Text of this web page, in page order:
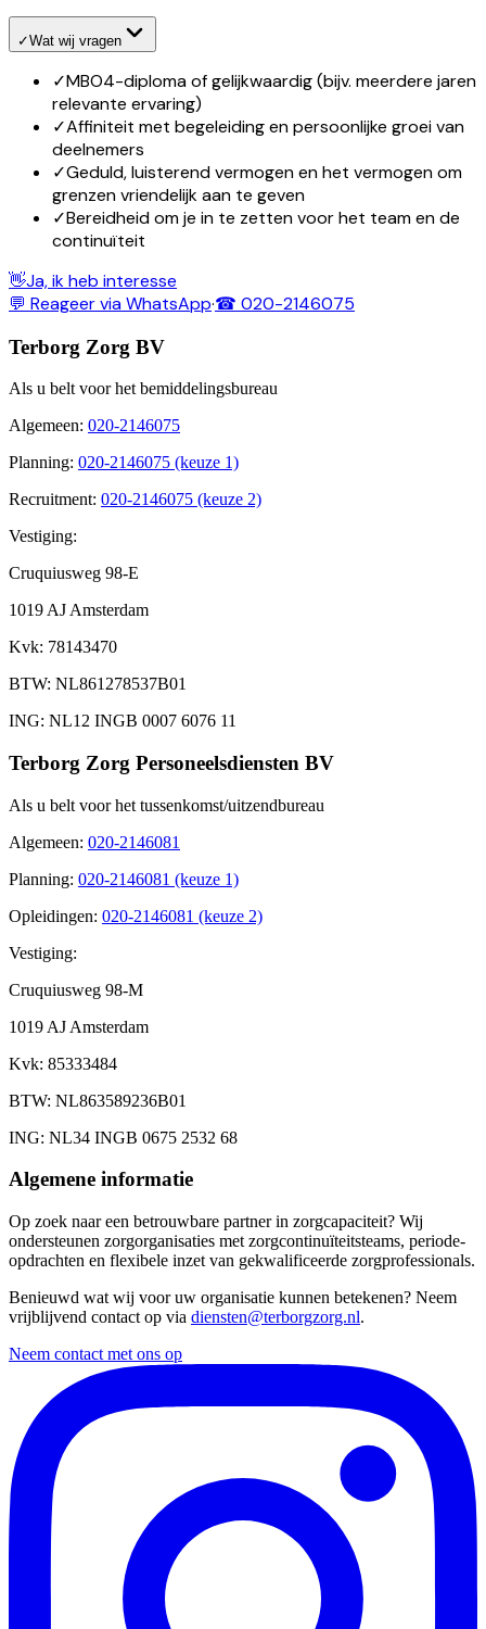
✓Wat wij vragen
✓MBO4-diploma of gelijkwaardig (bijv. meerdere jaren
relevante ervaring)
✓Affiniteit met begeleiding en persoonlijke groei van
deelnemers
✓Geduld, luisterend vermogen en het vermogen om
grenzen vriendelijk aan te geven
✓Bereidheid om je in te zetten voor het team en de
continuïteit
👋Ja, ik heb interesse
💬 Reageer via WhatsApp·☎ 020-2146075
Terborg Zorg BV
Als u belt voor het bemiddelingsbureau
Algemeen: 020-2146075
Planning: 020-2146075 (keuze 1)
Recruitment: 020-2146075 (keuze 2)
Vestiging:
Cruquiusweg 98-E
1019 AJ Amsterdam
Kvk: 78143470
BTW: NL861278537B01
ING: NL12 INGB 0007 6076 11
Terborg Zorg Personeelsdiensten BV
Als u belt voor het tussenkomst/uitzendbureau
Algemeen: 020-2146081
Planning: 020-2146081 (keuze 1)
Opleidingen: 020-2146081 (keuze 2)
Vestiging:
Cruquiusweg 98-M
1019 AJ Amsterdam
Kvk: 85333484
BTW: NL863589236B01
ING: NL34 INGB 0675 2532 68
Algemene informatie
Op zoek naar een betrouwbare partner in zorgcapaciteit? Wij
ondersteunen zorgorganisaties met zorgcontinuïteitsteams, periode-
opdrachten en flexibele inzet van gekwalificeerde zorgprofessionals.
Benieuwd wat wij voor uw organisatie kunnen betekenen? Neem
vrijblijvend contact op via diensten@terborgzorg.nl.
Neem contact met ons op